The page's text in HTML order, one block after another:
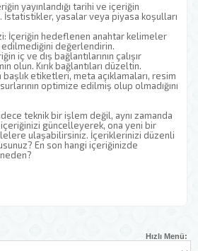
yayınlandığı tarihi ve içeriğin
yasalar veya piyasa koşulları
İçeriğin hedeflenen anahtar kelimeler
değerlendirin.
iç ve dış bağlantılarının çalışır
olun. Kırık bağlantıları düzeltin.
başlık etiketleri, meta açıklamaları, resim
optimize edilmiş olup olmadığını
teknik bir işlem değil, aynı zamanda
içeriğinizi güncelleyerek, ona yeni bir
ulaşabilirsiniz. İçeriklerinizi düzenli
En son hangi içeriğinizde
Hızlı Menü: